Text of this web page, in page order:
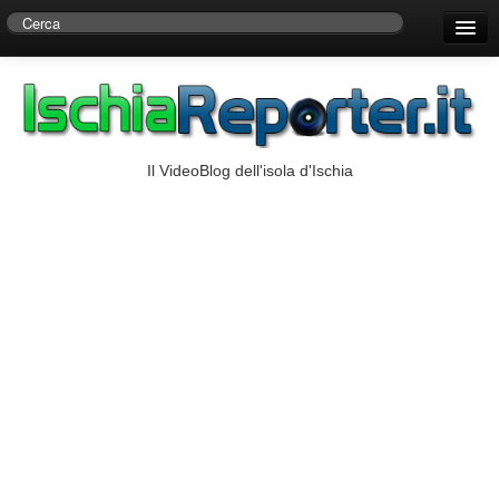
Centro di Ricerche Storiche D’Ambra
Il VideoBlog dell'isola d'Ischia